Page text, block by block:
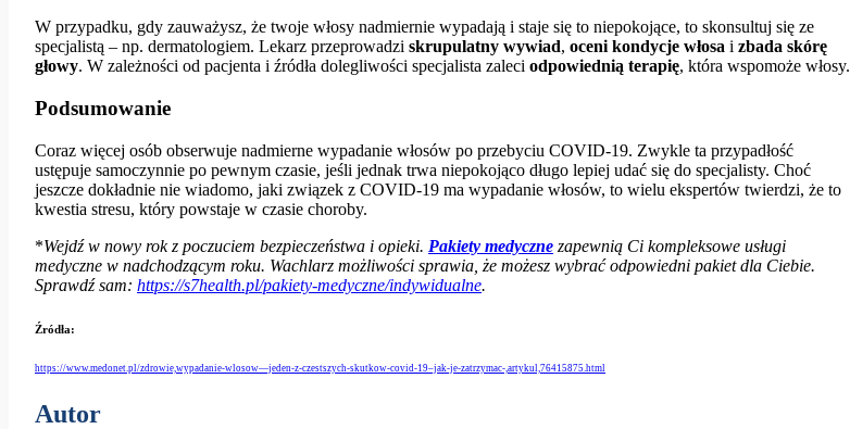
W przypadku, gdy zauważysz, że twoje włosy nadmiernie wypadają i staje się to niepokojące, to skonsultuj się ze
specjalistą – np. dermatologiem. Lekarz przeprowadzi skrupulatny wywiad, oceni kondycje włosa i zbada skórę
głowy. W zależności od pacjenta i źródła dolegliwości specjalista zaleci odpowiednią terapię, która wspomoże włosy.
Podsumowanie
Coraz więcej osób obserwuje nadmierne wypadanie włosów po przebyciu COVID-19. Zwykle ta przypadłość
ustępuje samoczynnie po pewnym czasie, jeśli jednak trwa niepokojąco długo lepiej udać się do specjalisty. Choć
jeszcze dokładnie nie wiadomo, jaki związek z COVID-19 ma wypadanie włosów, to wielu ekspertów twierdzi, że to
kwestia stresu, który powstaje w czasie choroby.
*Wejdź w nowy rok z poczuciem bezpieczeństwa i opieki. Pakiety medyczne zapewnią Ci kompleksowe usługi
medyczne w nadchodzącym roku. Wachlarz możliwości sprawia, że możesz wybrać odpowiedni pakiet dla Ciebie.
Sprawdź sam: https://s7health.pl/pakiety-medyczne/indywidualne.
Źródła:
https://www.medonet.pl/zdrowie,wypadanie-wlosow—jeden-z-czestszych-skutkow-covid-19–jak-je-zatrzymac-,artykul,76415875.html
Autor